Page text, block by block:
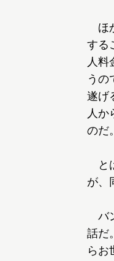
ほ
する
人料
うの
遂げ
人か
のだ
と
が、
バ
話だ
らお